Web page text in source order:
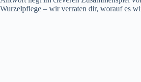
Wurzelpflege – wir verraten dir, worauf es